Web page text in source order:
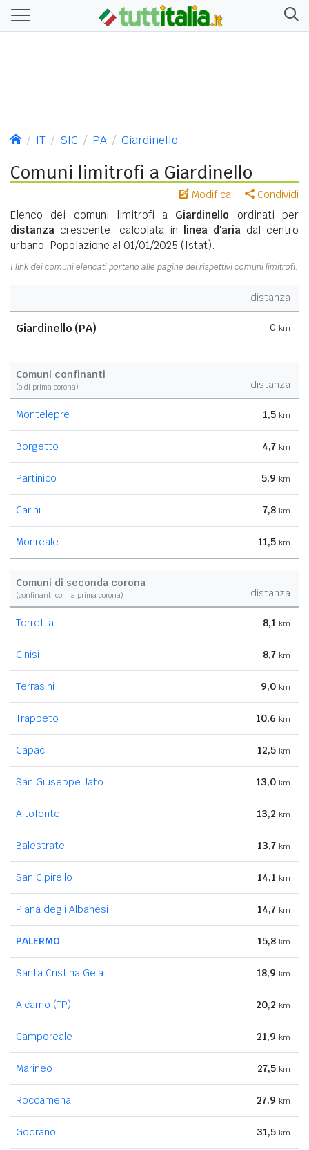
IT SIC PA Giardinello
Comuni limitrofi a Giardinello
Modifica Condividi
Elenco dei comuni limitrofi a Giardinello ordinati per
distanza crescente, calcolata in linea d'aria dal centro
urbano. Popolazione al 01/01/2025 (Istat).
I link dei comuni elencati portano alle pagine dei rispettivi comuni limitrofi.
distanza
Giardinello (PA) 0 km
Comuni confinanti
(o di prima corona) distanza
Montelepre 1,5 km
Borgetto 4,7 km
Partinico 5,9 km
Carini 7,8 km
Monreale 11,5 km
Comuni di seconda corona
(confinanti con la prima corona) distanza
Torretta 8,1 km
Cinisi 8,7 km
Terrasini 9,0 km
Trappeto 10,6 km
Capaci 12,5 km
San Giuseppe Jato 13,0 km
Altofonte 13,2 km
Balestrate 13,7 km
San Cipirello 14,1 km
Piana degli Albanesi 14,7 km
PALERMO 15,8 km
Santa Cristina Gela 18,9 km
Alcamo (TP) 20,2 km
Camporeale 21,9 km
Marineo 27,5 km
Roccamena 27,9 km
Godrano 31,5 km